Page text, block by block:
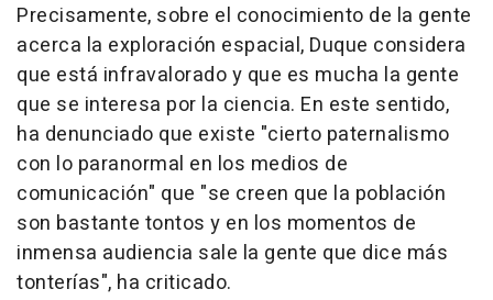
Precisamente, sobre el conocimiento de la gente
acerca la exploración espacial, Duque considera
que está infravalorado y que es mucha la gente
que se interesa por la ciencia. En este sentido,
ha denunciado que existe "cierto paternalismo
con lo paranormal en los medios de
comunicación" que "se creen que la población
son bastante tontos y en los momentos de
inmensa audiencia sale la gente que dice más
tonterías", ha criticado.